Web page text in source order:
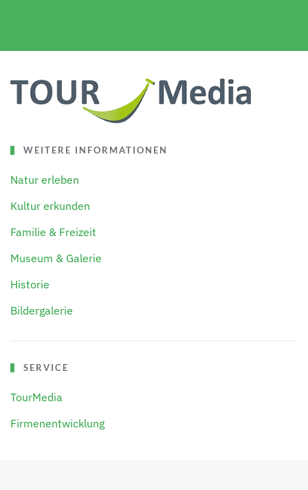
WEITERE INFORMATIONEN
Natur erleben
Kultur erkunden
Familie & Freizeit
Museum & Galerie
Historie
Bildergalerie
SERVICE
TourMedia
Firmenentwicklung